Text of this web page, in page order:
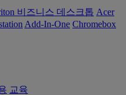
비즈니스 데스크톱 Acer
Add-In-One Chromebox
교육